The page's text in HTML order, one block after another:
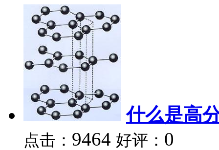
什么是高
点击： 9464 好评： 0